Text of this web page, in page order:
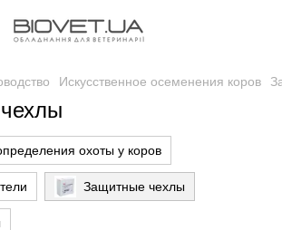
Искусственное осеменения коров
охоты у коров
Защитные чехлы